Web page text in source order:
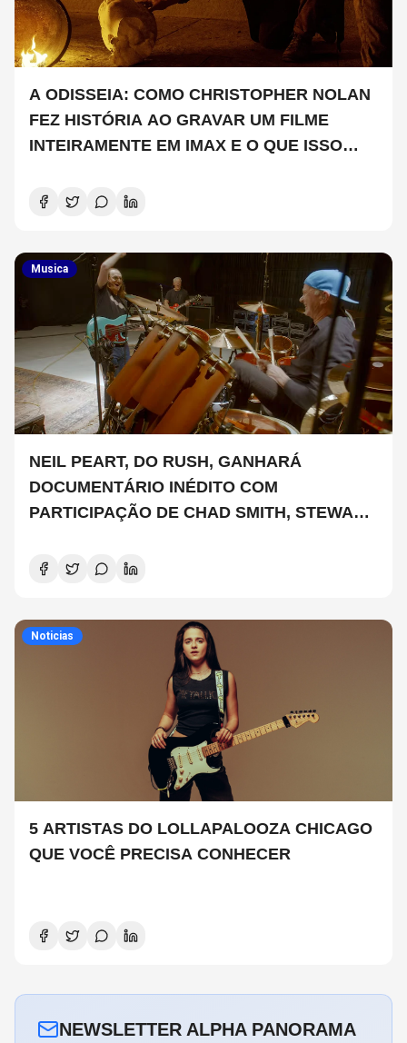
A ODISSEIA: COMO CHRISTOPHER NOLAN
FEZ HISTÓRIA AO GRAVAR UM FILME
INTEIRAMENTE EM IMAX E O QUE ISSO
Musica
NEIL PEART, DO RUSH, GANHARÁ
DOCUMENTÁRIO INÉDITO COM
PARTICIPAÇÃO DE CHAD SMITH, STEWART
Noticias
5 ARTISTAS DO LOLLAPALOOZA CHICAGO
QUE VOCÊ PRECISA CONHECER
NEWSLETTER ALPHA PANORAMA